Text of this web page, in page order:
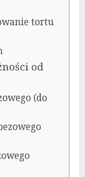
tortu
od
(do